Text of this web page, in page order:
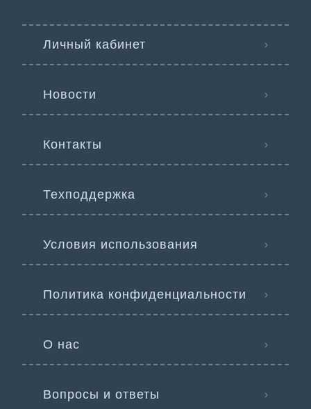
Личный кабинет
Новости
Контакты
Техподдержка
Условия использования
Политика конфиденциальности
О нас
Вопросы и ответы